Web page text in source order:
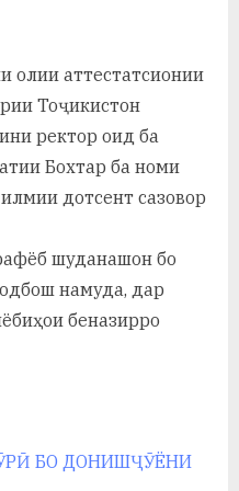
а
в
олии аттестатсионии
Тоҷикистон
ректор оид ба
Бохтар ба номи
дотсент сазовор
шуданашон бо
намуда, дар
беназирро
БО ДОНИШҶӮЁНИ